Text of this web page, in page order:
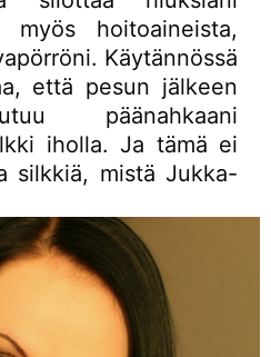
myös hoitoaineista,
Käytännössä
että pesun jälkeen
päänahkaani
iholla. Ja tämä ei
silkkiä, mistä Jukka-